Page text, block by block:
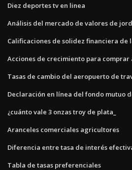
Diez deportes tv en linea
Análisis del mercado de valores de
Calificaciones de solidez financiera de
Acciones de crecimiento para comprar
Tasas de cambio del aeropuerto de
Declaración en línea del fondo mutuo
¿cuánto vale 3 onzas troy de plata_
Aranceles comerciales agricultores
Diferencia entre tasa de interés
Tabla de tasas preferenciales